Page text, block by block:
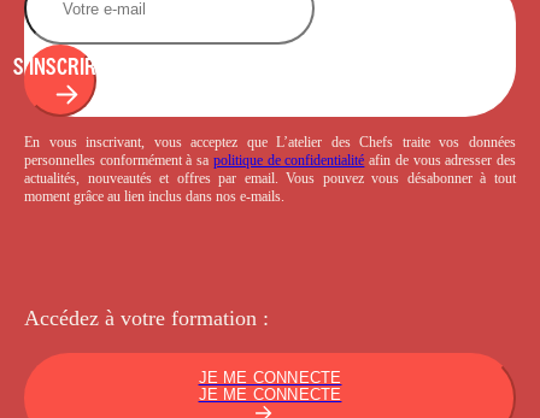
S'INSCRIRE
En vous inscrivant, vous acceptez que L’atelier des Chefs traite vos données
personnelles conformément à sa politique de confidentialité afin de vous adresser des
actualités, nouveautés et offres par email. Vous pouvez vous désabonner à tout
moment grâce au lien inclus dans nos e-mails.
Accédez à votre formation :
JE ME CONNECTE
JE ME CONNECTE